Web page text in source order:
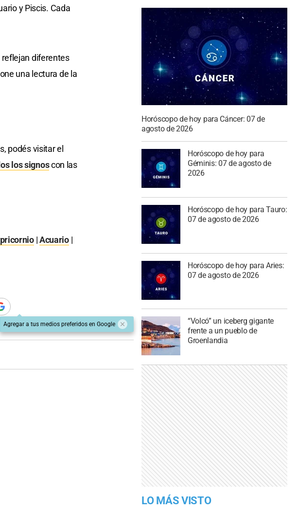
y Piscis. Cada
diferentes
una lectura de la
podés visitar el
los signoscon las
|Acuario|
Agregar a tus medios preferidos en Google
Horóscopo de hoy para Cáncer: 07 de
agosto de 2026
Horóscopo de hoy para
Géminis: 07 de agosto de
2026
Horóscopo de hoy para Tauro:
07 de agosto de 2026
Horóscopo de hoy para Aries:
07 de agosto de 2026
“Volcó” un iceberg gigante
frente a un pueblo de
Groenlandia
LO MÁS VISTO